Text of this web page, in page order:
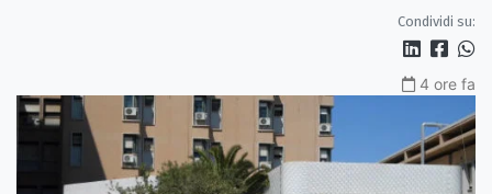
Condividi su:
4 ore fa